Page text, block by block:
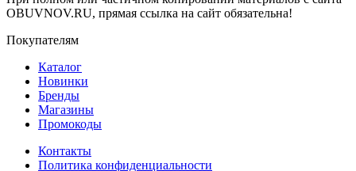
OBUVNOV.RU, прямая ссылка на сайт обязательна!
Покупателям
Каталог
Новинки
Бренды
Магазины
Промокоды
Контакты
Политика конфиденциальности